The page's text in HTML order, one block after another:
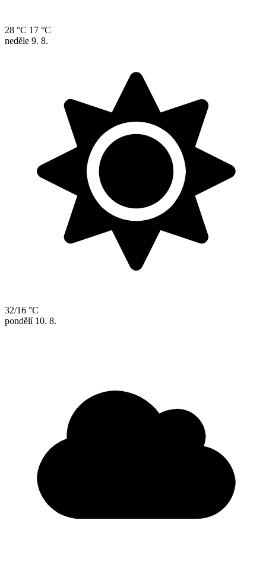
28 °C 17 °C
neděle 9. 8.
32/16 °C
pondělí 10. 8.